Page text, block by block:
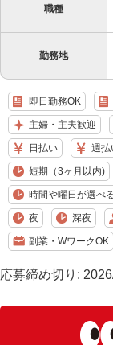
職種
勤務地
即日勤務OK
主婦・主夫歓迎
日払い 週払
短期（3ヶ月以内)
時間や曜日が選べ
夜 深夜
副業・WワークOK
応募締め切り: